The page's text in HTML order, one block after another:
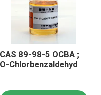
CAS 89-98-5 OCBA ;
O-Chlorbenzaldehyd